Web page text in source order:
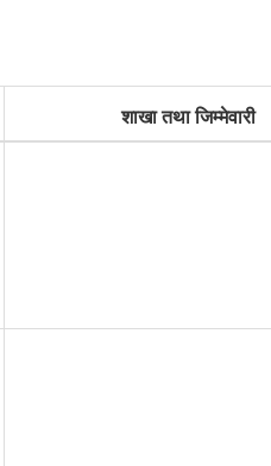
शाखा तथा जिम्मेवारी